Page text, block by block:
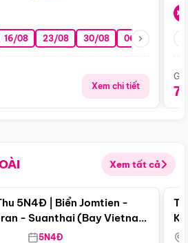
16/08 23/08 30/08 06/09 13/09
Xem chi tiết
Xem tất cả
Điểm nổi bật
5N4Đ | Biển Jomtien -
- Suanthai (Bay Vietnam
5N4Đ